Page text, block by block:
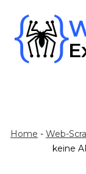
content
Home - Web-
keine